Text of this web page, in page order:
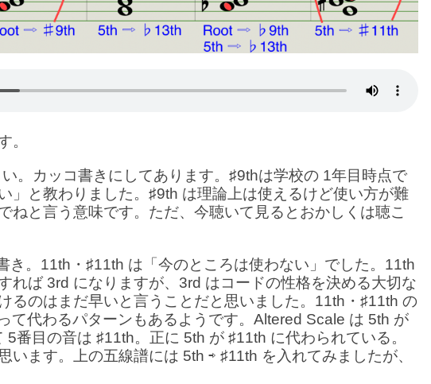
。
。カッコ書きにしてあります。♯9thは学校の 1年目時点で
」と教わりました。♯9th は理論上は使えるけど使い方が難
ねと言う意味です。ただ、今聴いて見るとおかしくは聴こ
き。11th・♯11th は「今のところは使わない」でした。11th
れば 3rd になりますが、3rd はコードの性格を決める大切な
るのはまだ早いと言うことだと思いました。11th・♯11th の
て代わるパターンもあるようです。Altered Scale は 5th が
番目の音は ♯11th。正に 5th が ♯11th に代わられている。
います。上の五線譜には 5th ⇨ ♯11th を入れてみましたが、